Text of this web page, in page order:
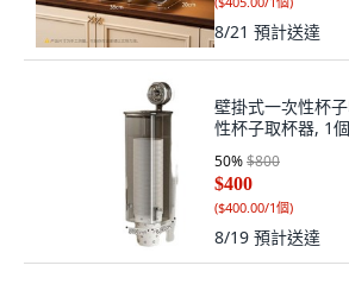
8/21 預計送達
壁掛式一次性杯
性杯子取杯器, 1個
50%$800
$400
($400.00/1個)
8/19 預計送達